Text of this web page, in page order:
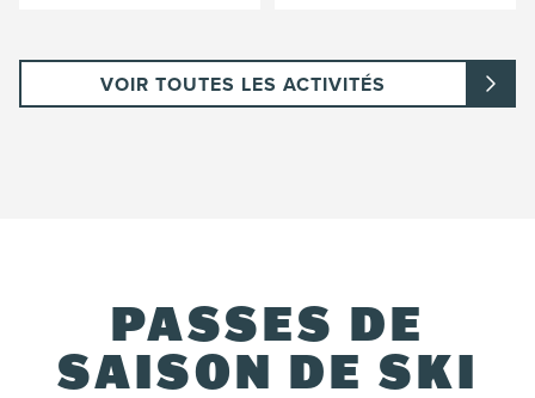
VOIR TOUTES LES ACTIVITÉS
PASSES DE
SAISON DE SKI